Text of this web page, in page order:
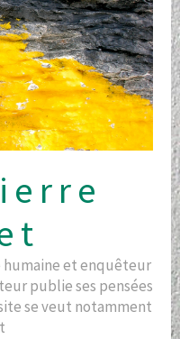
et enquêteur
publie ses pensées
se veut notamment